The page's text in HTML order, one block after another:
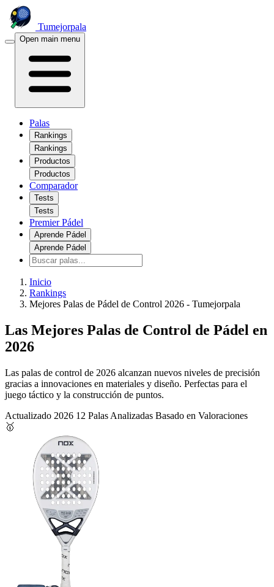
Tumejorpala
Open main menu
Palas
Rankings
Rankings
Productos
Productos
Comparador
Tests
Tests
Premier Pádel
Aprende Pádel
Aprende Pádel
Inicio
Rankings
Mejores Palas de Pádel de Control 2026 - Tumejorpala
Las Mejores Palas de Control de Pádel en
2026
Las palas de control de 2026 alcanzan nuevos niveles de precisión
gracias a innovaciones en materiales y diseño. Perfectas para el
juego táctico y la construcción de puntos.
Actualizado 2026 12 Palas Analizadas Basado en Valoraciones
🥇